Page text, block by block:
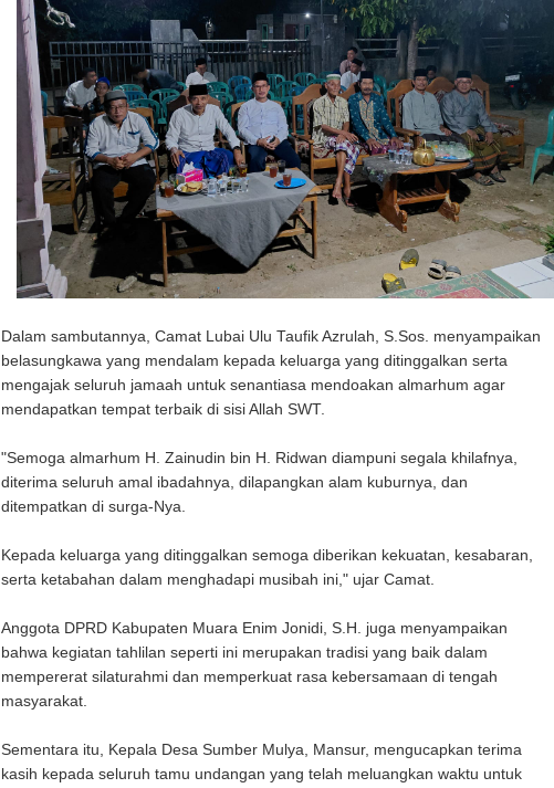
Dalam sambutannya, Camat Lubai Ulu Taufik Azrulah, S.Sos. menyampaikan
belasungkawa yang mendalam kepada keluarga yang ditinggalkan serta
mengajak seluruh jamaah untuk senantiasa mendoakan almarhum agar
mendapatkan tempat terbaik di sisi Allah SWT.
"Semoga almarhum H. Zainudin bin H. Ridwan diampuni segala khilafnya,
diterima seluruh amal ibadahnya, dilapangkan alam kuburnya, dan
ditempatkan di surga-Nya.
Kepada keluarga yang ditinggalkan semoga diberikan kekuatan, kesabaran,
serta ketabahan dalam menghadapi musibah ini," ujar Camat.
Anggota DPRD Kabupaten Muara Enim Jonidi, S.H. juga menyampaikan
bahwa kegiatan tahlilan seperti ini merupakan tradisi yang baik dalam
mempererat silaturahmi dan memperkuat rasa kebersamaan di tengah
masyarakat.
Sementara itu, Kepala Desa Sumber Mulya, Mansur, mengucapkan terima
kasih kepada seluruh tamu undangan yang telah meluangkan waktu untuk